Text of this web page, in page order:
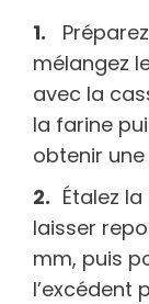
mélangez
avec la
la farine
obtenir
Étalez
laisser
mm, puis
l’excédent